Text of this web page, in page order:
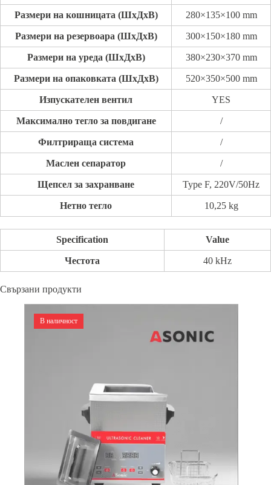
Размери на кошницата (ШxДxВ) 280×135×100 mm
Размери на резервоара (ШxДxВ) 300×150×180 mm
Размери на уреда (ШxДxВ) 380×230×370 mm
Размери на опаковката (ШxДxВ) 520×350×500 mm
Изпускателен вентил YES
Максимално тегло за повдигане /
Филтрираща система /
Маслен сепаратор /
Щепсел за захранване Type F, 220V/50Hz
Нетно тегло 10,25 kg
Specification Value
Честота 40 kHz
Свързани продукти
В наличност